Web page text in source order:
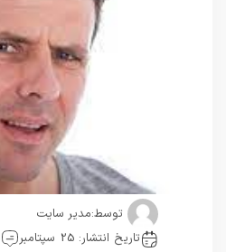
توسط:مدیر سایت
تاریخ انتشار: 25 سپتامبر